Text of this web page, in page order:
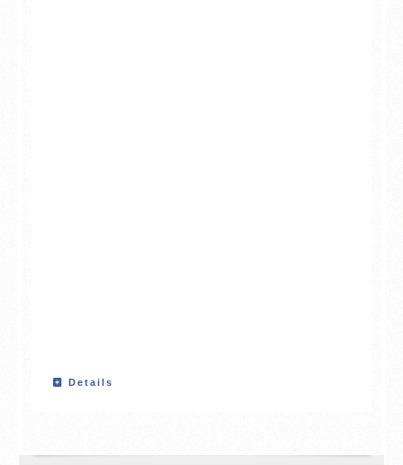
Details